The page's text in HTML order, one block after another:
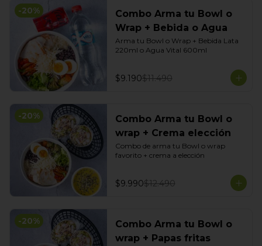
-20%
Combo Arma tu Bowl o
Wrap + Bebida o Agua
Arma tu Bowl o Wrap + Bebida Lata
220ml o Agua Vital 600ml
$9.190$11.490
-20%
Combo Arma tu Bowl o
wrap + Crema elección
Combo de arma tu Bowl o wrap
favorito + crema a elección
$9.990$12.490
-20%
Combo Arma tu Bowl o
wrap + Papas fritas